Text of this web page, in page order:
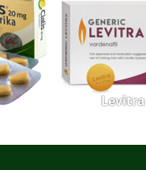
Levitra